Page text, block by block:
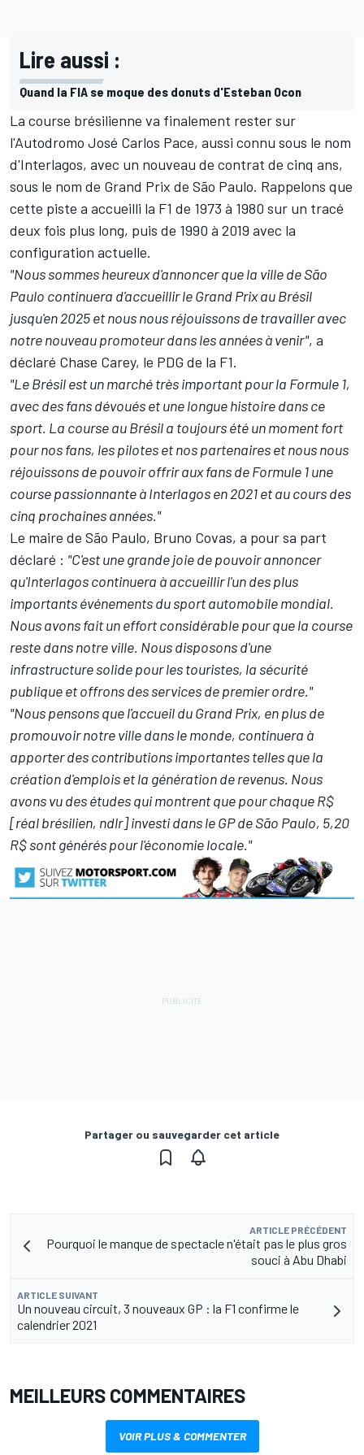
Lire aussi :
Quand la FIA se moque des donuts d'Esteban Ocon
La course brésilienne va finalement rester sur
l'Autodromo José Carlos Pace, aussi connu sous le nom
d'Interlagos, avec un nouveau de contrat de cinq ans,
sous le nom de Grand Prix de São Paulo. Rappelons que
cette piste a accueilli la F1 de 1973 à 1980 sur un tracé
deux fois plus long, puis de 1990 à 2019 avec la
configuration actuelle.
"Nous sommes heureux d'annoncer que la ville de São
Paulo continuera d'accueillir le Grand Prix au Brésil
jusqu'en 2025 et nous nous réjouissons de travailler avec
notre nouveau promoteur dans les années à venir", a
déclaré Chase Carey, le PDG de la F1.
"Le Brésil est un marché très important pour la Formule 1,
avec des fans dévoués et une longue histoire dans ce
sport. La course au Brésil a toujours été un moment fort
pour nos fans, les pilotes et nos partenaires et nous nous
réjouissons de pouvoir offrir aux fans de Formule 1 une
course passionnante à Interlagos en 2021 et au cours des
cinq prochaines années."
Le maire de São Paulo, Bruno Covas, a pour sa part
déclaré : "C'est une grande joie de pouvoir annoncer
qu'Interlagos continuera à accueillir l'un des plus
importants événements du sport automobile mondial.
Nous avons fait un effort considérable pour que la course
reste dans notre ville. Nous disposons d'une
infrastructure solide pour les touristes, la sécurité
publique et offrons des services de premier ordre."
"Nous pensons que l'accueil du Grand Prix, en plus de
promouvoir notre ville dans le monde, continuera à
apporter des contributions importantes telles que la
création d'emplois et la génération de revenus. Nous
avons vu des études qui montrent que pour chaque R$
[réal brésilien, ndlr] investi dans le GP de São Paulo, 5,20
R$ sont générés pour l'économie locale."
Partager ou sauvegarder cet article
ARTICLE PRÉCÉDENT
Pourquoi le manque de spectacle n'était pas le plus gros
souci à Abu Dhabi
ARTICLE SUIVANT
Un nouveau circuit, 3 nouveaux GP : la F1 confirme le
calendrier 2021
MEILLEURS COMMENTAIRES
VOIR PLUS & COMMENTER